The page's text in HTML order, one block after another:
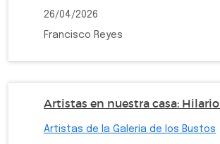
26/04/2026
Francisco Reyes
Artistas en nuestra casa:
Artistas de la Galería de los Bustos